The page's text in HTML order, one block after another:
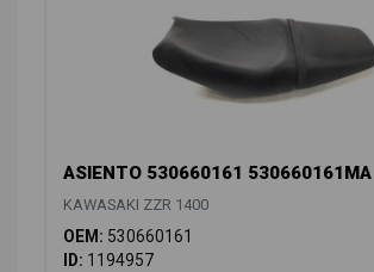
ASIENTO 530660161 530660161MA
KAWASAKI ZZR 1400
OEM: 530660161
ID: 1194957